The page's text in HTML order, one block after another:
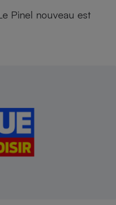
Pinel nouveau est